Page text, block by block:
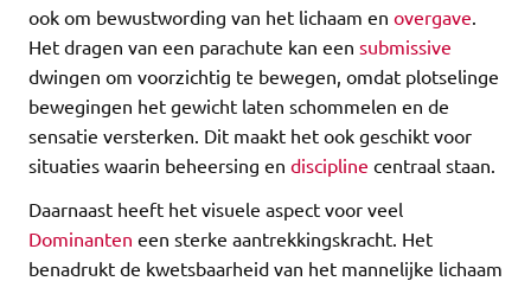
ook om bewustwording van het lichaam en overgave
Het dragen van een parachute kan een submissive
dwingen om voorzichtig te bewegen, omdat plotselinge
bewegingen het gewicht laten schommelen en de
sensatie versterken. Dit maakt het ook geschikt voor
situaties waarin beheersing en discipline centraal staan.
Daarnaast heeft het visuele aspect voor veel
Dominanten een sterke aantrekkingskracht. Het
benadrukt de kwetsbaarheid van het mannelijke lichaam